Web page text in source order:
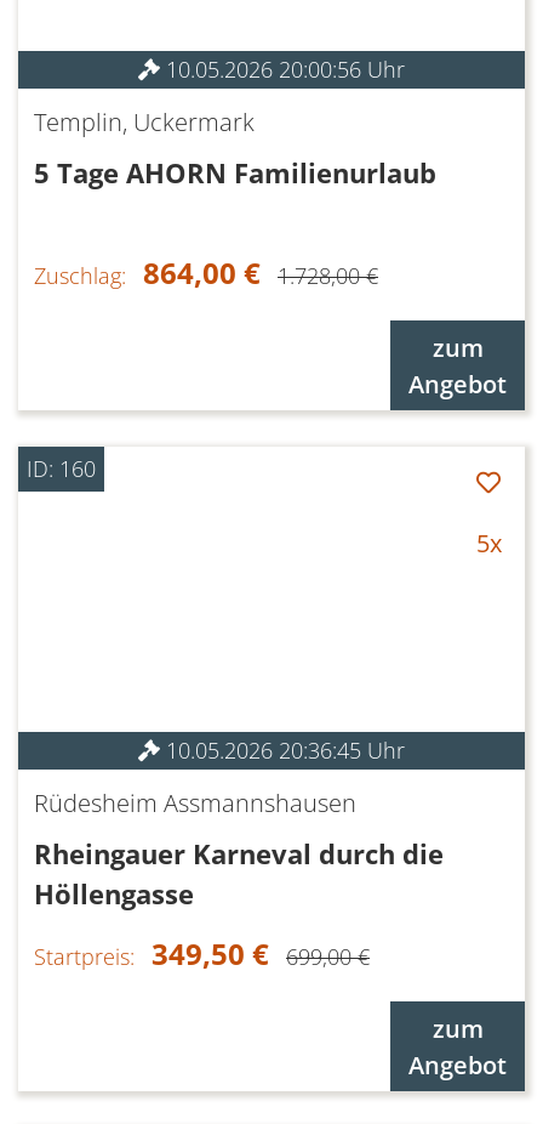
10.05.2026 20:00:56 Uhr
Templin, Uckermark
5 Tage AHORN Familienurlaub
Zuschlag: 864,00 € 1.728,00 €
zum
Angebot
ID: 160
5x
10.05.2026 20:36:45 Uhr
Rüdesheim Assmannshausen
Rheingauer Karneval durch die
Höllengasse
Startpreis: 349,50 € 699,00 €
zum
Angebot